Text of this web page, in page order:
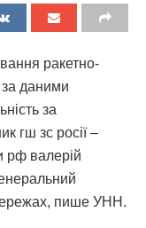
ракетно-
даними
за
гш зс росії –
рф валерій
пише УНН.